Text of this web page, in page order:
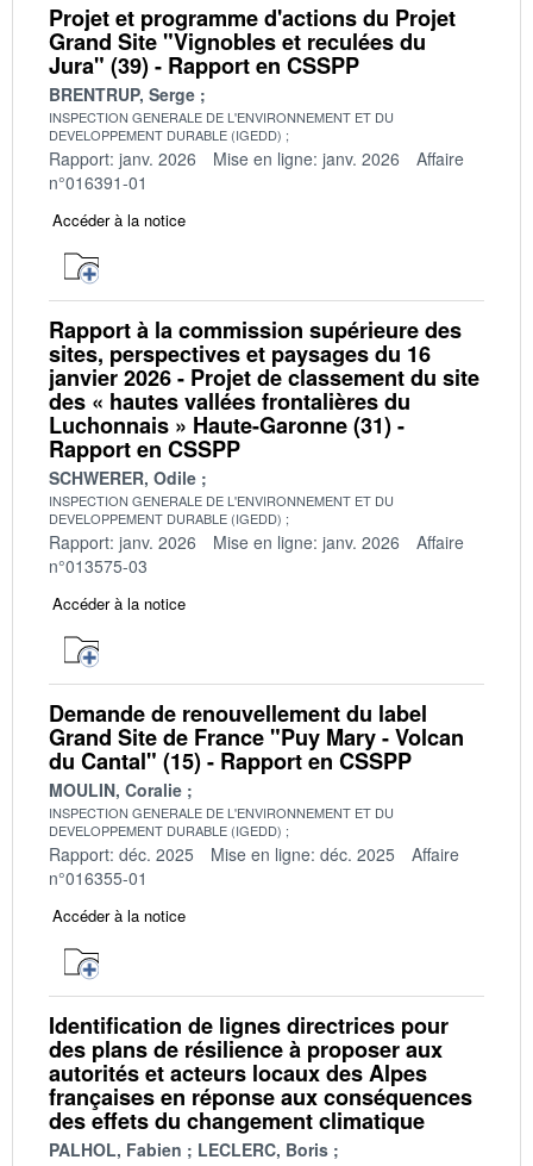
Projet et programme d'actions du Projet
Grand Site "Vignobles et reculées du
Jura" (39) - Rapport en CSSPP
BRENTRUP, Serge
INSPECTION GENERALE DE L'ENVIRONNEMENT ET DU
DEVELOPPEMENT DURABLE (IGEDD)
Rapport: janv. 2026 Mise en ligne: janv. 2026
Affaire
n°016391-01
Accéder à la notice
Rapport à la commission supérieure des
sites, perspectives et paysages du 16
janvier 2026 - Projet de classement du site
des « hautes vallées frontalières du
Luchonnais » Haute-Garonne (31) -
Rapport en CSSPP
SCHWERER, Odile
INSPECTION GENERALE DE L'ENVIRONNEMENT ET DU
DEVELOPPEMENT DURABLE (IGEDD)
Rapport: janv. 2026 Mise en ligne: janv. 2026
Affaire
n°013575-03
Accéder à la notice
Demande de renouvellement du label
Grand Site de France "Puy Mary - Volcan
du Cantal" (15) - Rapport en CSSPP
MOULIN, Coralie
INSPECTION GENERALE DE L'ENVIRONNEMENT ET DU
DEVELOPPEMENT DURABLE (IGEDD)
Rapport: déc. 2025 Mise en ligne: déc. 2025
Affaire
n°016355-01
Accéder à la notice
Identification de lignes directrices pour
des plans de résilience à proposer aux
autorités et acteurs locaux des Alpes
françaises en réponse aux conséquences
des effets du changement climatique
PALHOL, Fabien
LECLERC, Boris